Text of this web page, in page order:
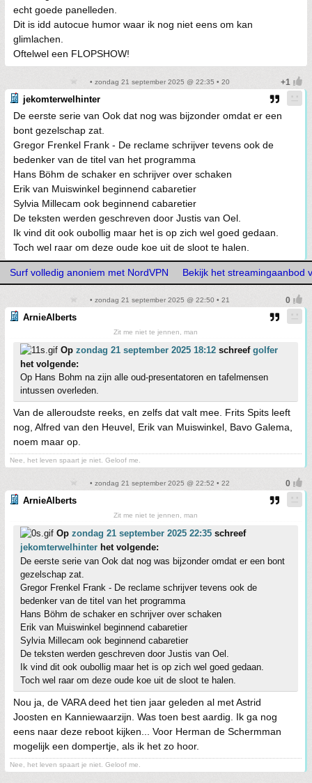
echt goede panelleden.
Dit is idd autocue humor waar ik nog niet eens om kan
glimlachen.
Oftelwel een FLOPSHOW!
• zondag 21 september 2025 @ 22:35 • 20
jekomterwelhinter
De eerste serie van Ook dat nog was bijzonder omdat er een
bont gezelschap zat.
Gregor Frenkel Frank - De reclame schrijver tevens ook de
bedenker van de titel van het programma
Hans Böhm de schaker en schrijver over schaken
Erik van Muiswinkel beginnend cabaretier
Sylvia Millecam ook beginnend cabaretier
De teksten werden geschreven door Justis van Oel.
Ik vind dit ook oubollig maar het is op zich wel goed gedaan.
Toch wel raar om deze oude koe uit de sloot te halen.
Surf volledig anoniem met NordVPN Bekijk het streamingaanbod
• zondag 21 september 2025 @ 22:50 • 21
ArnieAlberts
Zit me niet te jennen, man
Op zondag 21 september 2025 18:12 schreef golfer
het volgende:
Op Hans Bohm na zijn alle oud-presentatoren en tafelmensen
intussen overleden.
Van de alleroudste reeks, en zelfs dat valt mee. Frits Spits leeft
nog, Alfred van den Heuvel, Erik van Muiswinkel, Bavo Galema,
noem maar op.
Nee, het leven spaart je niet. Geloof me.
• zondag 21 september 2025 @ 22:52 • 22
ArnieAlberts
Zit me niet te jennen, man
Op zondag 21 september 2025 22:35 schreef
jekomterwelhinter het volgende:
De eerste serie van Ook dat nog was bijzonder omdat er een bont
gezelschap zat.
Gregor Frenkel Frank - De reclame schrijver tevens ook de
bedenker van de titel van het programma
Hans Böhm de schaker en schrijver over schaken
Erik van Muiswinkel beginnend cabaretier
Sylvia Millecam ook beginnend cabaretier
De teksten werden geschreven door Justis van Oel.
Ik vind dit ook oubollig maar het is op zich wel goed gedaan.
Toch wel raar om deze oude koe uit de sloot te halen.
Nou ja, de VARA deed het tien jaar geleden al met Astrid
Joosten en Kanniewaarzijn. Was toen best aardig. Ik ga nog
eens naar deze reboot kijken... Voor Herman de Schermman
mogelijk een dompertje, als ik het zo hoor.
Nee, het leven spaart je niet. Geloof me.